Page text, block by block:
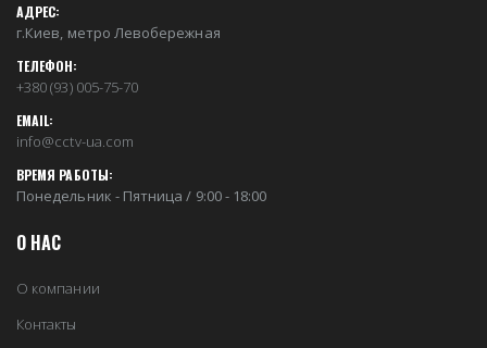
АДРЕС:
г.Киев, метро Левобережная
ТЕЛЕФОН:
+380 (93) 005-75-70
EMAIL:
info@cctv-ua.com
ВРЕМЯ РАБОТЫ:
Понедельник - Пятница / 9:00 - 18:00
О НАС
О компании
Контакты